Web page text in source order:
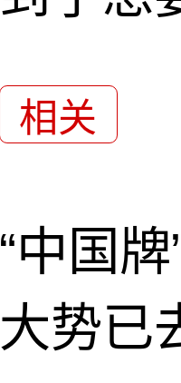
相关
“中国
大势已